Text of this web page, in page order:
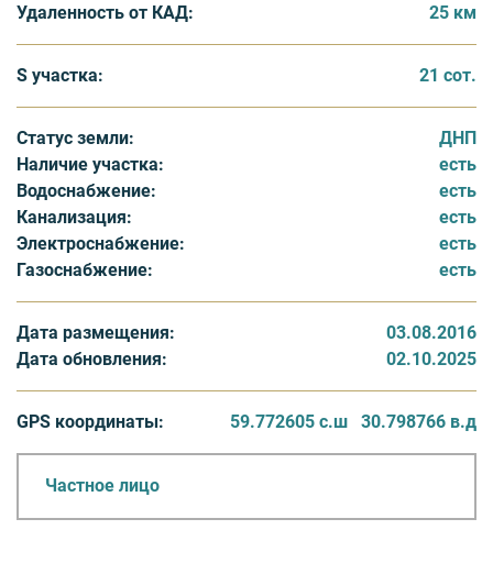
газом, водой, электричеством мощностью 7 кВт. Все
коммуникации уже в действии, поселок уже заселен.
КП — огорожен по периметру, асфальтовая дорога
Прекрасное соседство как в самом поселке, так и
вокруг поселка.
Имеется свидетельство на право собственности.
Возможна рассрочка, ипотека.
Удаленность от КАД:
25 км
S участка: 21 сот.
Статус земли:
ДНП
Наличие участка:
есть
Водоснабжение:
есть
Канализация:
есть
Электроснабжение:
есть
Газоснабжение:
есть
Дата размещения:
03.08.2016
Дата обновления:
02.10.2025
GPS координаты: 59.772605 с.ш 30.798766 в.д
Частное лицо